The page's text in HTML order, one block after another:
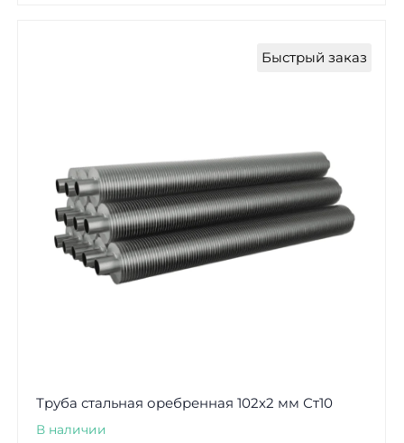
Быстрый заказ
Труба стальная оребренная 102х2 мм Ст10
В наличии